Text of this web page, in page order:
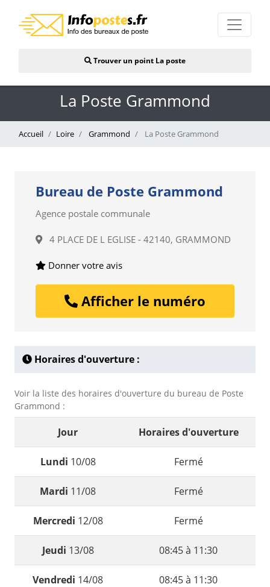
Trouver un point La poste
La Poste Grammond
Accueil Loire Grammond La Poste Grammond
Bureau de Poste Grammond
Agence postale communale
4 PLACE DE L EGLISE - 42140, GRAMMOND
Donner votre avis
Afficher le numéro
Horaires d'ouverture :
Voir la liste des horaires d'ouverture du bureau de Poste
Grammond :
Jour Horaires d'ouverture
Lundi 10/08 Fermé
Mardi 11/08 Fermé
Mercredi 12/08 Fermé
Jeudi 13/08 08:45 à 11:30
Vendredi 14/08 08:45 à 11:30